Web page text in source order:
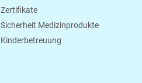
Zertifikate
Sicherheit Medizinprodukte
Kinderbetreuung